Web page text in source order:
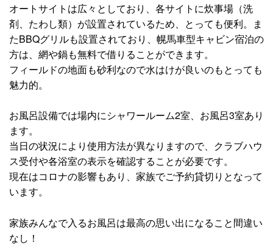
オートサイトは広々としており、各サイトに炊事場（洗
剤、たわし類）が設置されているため、とっても便利。ま
たBBQグリルも設置されており、幌馬車型キャビン宿泊の
方は、網や鍋も無料で借りることができます。
フィールドの地面も砂利なので水はけが良いのもとっても
魅力的。
お風呂設備では場内にシャワールーム2室、お風呂3室あり
ます。
当日の状況により使用方法が異なりますので、クラブハウ
ス受付や各浴室の表示を確認することが必要です。
現在はコロナの影響もあり、家族でご予約貸切りとなって
います。
家族みんなで入るお風呂は最高の思い出になること間違い
なし！